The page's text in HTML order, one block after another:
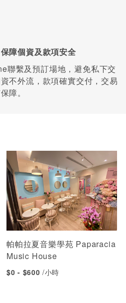
障個資及款項安全
聯繫及預訂場地，避免私下交
不外流，款項確實交付，交易
障。
帕帕拉夏音樂學苑 Paparacia
Music House
$0 - $600 /小時